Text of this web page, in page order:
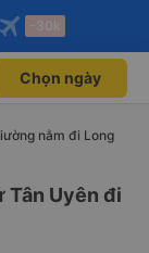
Mở app
Mở app
-30k
Chọn ngày
nằm đi Long
Tân Uyên đi